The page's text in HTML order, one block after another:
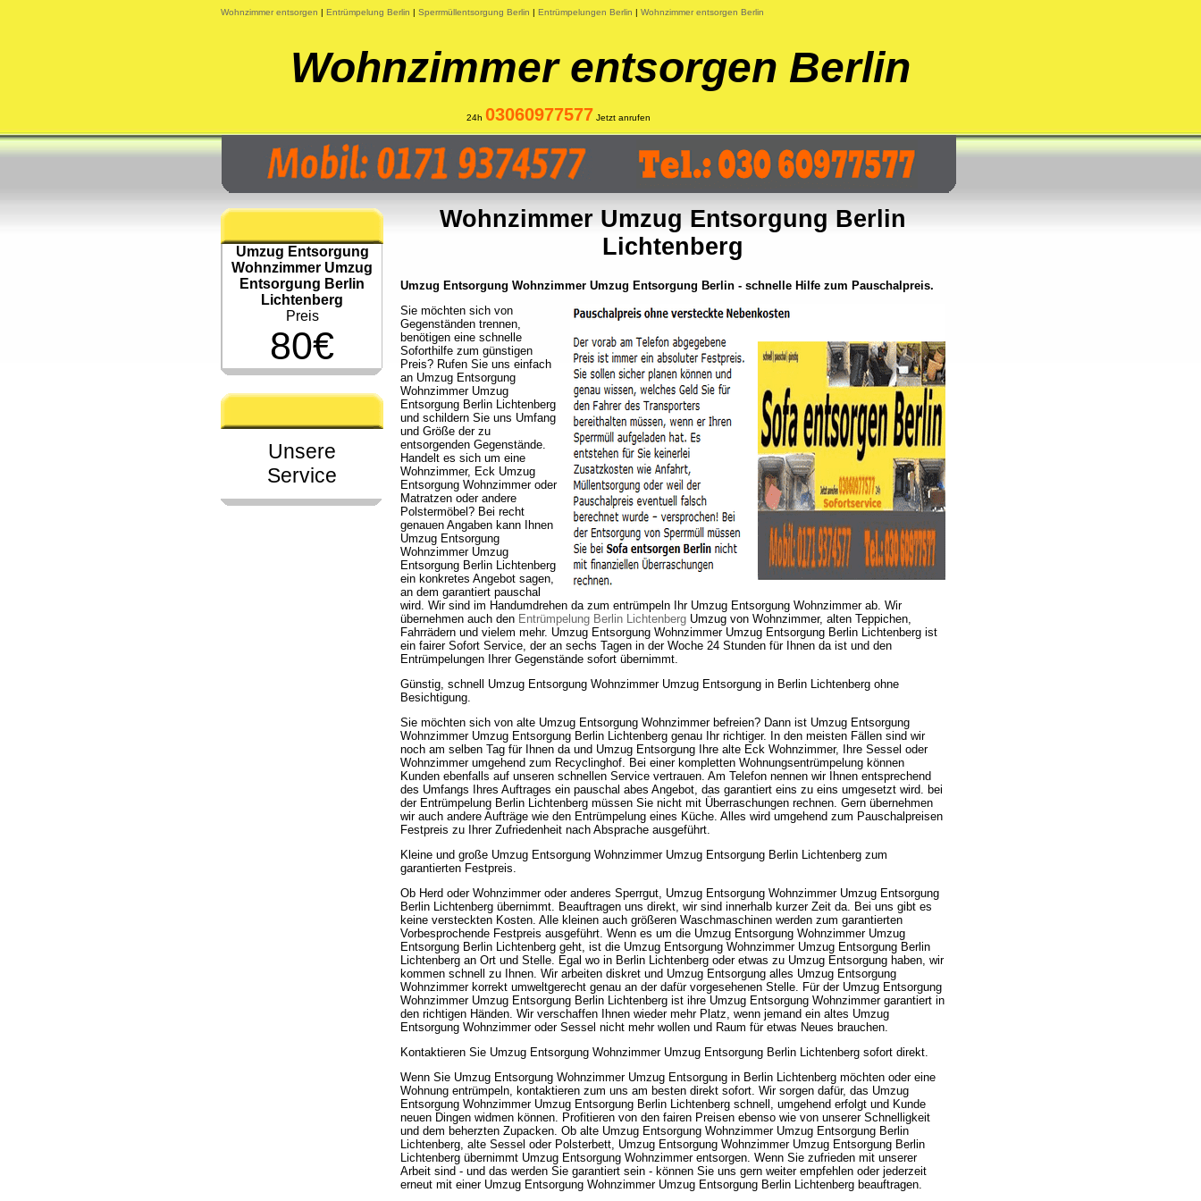
Wohnzimmer entsorgen | Entrümpelung Berlin | Sperrmüllentsorgung Berlin | Entrümpelungen Berlin | Wohnzimmer entsorgen Berlin
Wohnzimmer entsorgen Berlin
24h 03060977577 Jetzt anrufen
Umzug Entsorgung
Wohnzimmer Umzug
Entsorgung Berlin
Lichtenberg
Preis
80€
Unsere
Service
Wohnzimmer Umzug Entsorgung Berlin
Lichtenberg
Umzug Entsorgung Wohnzimmer Umzug Entsorgung Berlin - schnelle Hilfe zum Pauschalpreis.
Sie möchten sich von
Gegenständen trennen,
benötigen eine schnelle
Soforthilfe zum günstigen
Preis? Rufen Sie uns einfach
an Umzug Entsorgung
Wohnzimmer Umzug
Entsorgung Berlin Lichtenberg
und schildern Sie uns Umfang
und Größe der zu
entsorgenden Gegenstände.
Handelt es sich um eine
Wohnzimmer, Eck Umzug
Entsorgung Wohnzimmer oder
Matratzen oder andere
Polstermöbel? Bei recht
genauen Angaben kann Ihnen
Umzug Entsorgung
Wohnzimmer Umzug
Entsorgung Berlin Lichtenberg
ein konkretes Angebot sagen,
an dem garantiert pauschal
wird. Wir sind im Handumdrehen da zum entrümpeln Ihr Umzug Entsorgung Wohnzimmer ab. Wir
übernehmen auch den Entrümpelung Berlin Lichtenberg Umzug von Wohnzimmer, alten Teppichen,
Fahrrädern und vielem mehr. Umzug Entsorgung Wohnzimmer Umzug Entsorgung Berlin Lichtenberg ist
ein fairer Sofort Service, der an sechs Tagen in der Woche 24 Stunden für Ihnen da ist und den
Entrümpelungen Ihrer Gegenstände sofort übernimmt.
Günstig, schnell Umzug Entsorgung Wohnzimmer Umzug Entsorgung in Berlin Lichtenberg ohne
Besichtigung.
Sie möchten sich von alte Umzug Entsorgung Wohnzimmer befreien? Dann ist Umzug Entsorgung
Wohnzimmer Umzug Entsorgung Berlin Lichtenberg genau Ihr richtiger. In den meisten Fällen sind wir
noch am selben Tag für Ihnen da und Umzug Entsorgung Ihre alte Eck Wohnzimmer, Ihre Sessel oder
Wohnzimmer umgehend zum Recyclinghof. Bei einer kompletten Wohnungsentrümpelung können
Kunden ebenfalls auf unseren schnellen Service vertrauen. Am Telefon nennen wir Ihnen entsprechend
des Umfangs Ihres Auftrages ein pauschal abes Angebot, das garantiert eins zu eins umgesetzt wird. bei
der Entrümpelung Berlin Lichtenberg müssen Sie nicht mit Überraschungen rechnen. Gern übernehmen
wir auch andere Aufträge wie den Entrümpelung eines Küche. Alles wird umgehend zum Pauschalpreisen
Festpreis zu Ihrer Zufriedenheit nach Absprache ausgeführt.
Kleine und große Umzug Entsorgung Wohnzimmer Umzug Entsorgung Berlin Lichtenberg zum
garantierten Festpreis.
Ob Herd oder Wohnzimmer oder anderes Sperrgut, Umzug Entsorgung Wohnzimmer Umzug Entsorgung
Berlin Lichtenberg übernimmt. Beauftragen uns direkt, wir sind innerhalb kurzer Zeit da. Bei uns gibt es
keine versteckten Kosten. Alle kleinen auch größeren Waschmaschinen werden zum garantierten
Vorbesprochende Festpreis ausgeführt. Wenn es um die Umzug Entsorgung Wohnzimmer Umzug
Entsorgung Berlin Lichtenberg geht, ist die Umzug Entsorgung Wohnzimmer Umzug Entsorgung Berlin
Lichtenberg an Ort und Stelle. Egal wo in Berlin Lichtenberg oder etwas zu Umzug Entsorgung haben, wir
kommen schnell zu Ihnen. Wir arbeiten diskret und Umzug Entsorgung alles Umzug Entsorgung
Wohnzimmer korrekt umweltgerecht genau an der dafür vorgesehenen Stelle. Für der Umzug Entsorgung
Wohnzimmer Umzug Entsorgung Berlin Lichtenberg ist ihre Umzug Entsorgung Wohnzimmer garantiert in
den richtigen Händen. Wir verschaffen Ihnen wieder mehr Platz, wenn jemand ein altes Umzug
Entsorgung Wohnzimmer oder Sessel nicht mehr wollen und Raum für etwas Neues brauchen.
Kontaktieren Sie Umzug Entsorgung Wohnzimmer Umzug Entsorgung Berlin Lichtenberg sofort direkt.
Wenn Sie Umzug Entsorgung Wohnzimmer Umzug Entsorgung in Berlin Lichtenberg möchten oder eine
Wohnung entrümpeln, kontaktieren zum uns am besten direkt sofort. Wir sorgen dafür, das Umzug
Entsorgung Wohnzimmer Umzug Entsorgung Berlin Lichtenberg schnell, umgehend erfolgt und Kunde
neuen Dingen widmen können. Profitieren von den fairen Preisen ebenso wie von unserer Schnelligkeit
und dem beherzten Zupacken. Ob alte Umzug Entsorgung Wohnzimmer Umzug Entsorgung Berlin
Lichtenberg, alte Sessel oder Polsterbett, Umzug Entsorgung Wohnzimmer Umzug Entsorgung Berlin
Lichtenberg übernimmt Umzug Entsorgung Wohnzimmer entsorgen. Wenn Sie zufrieden mit unserer
Arbeit sind - und das werden Sie garantiert sein - können Sie uns gern weiter empfehlen oder jederzeit
erneut mit einer Umzug Entsorgung Wohnzimmer Umzug Entsorgung Berlin Lichtenberg beauftragen.